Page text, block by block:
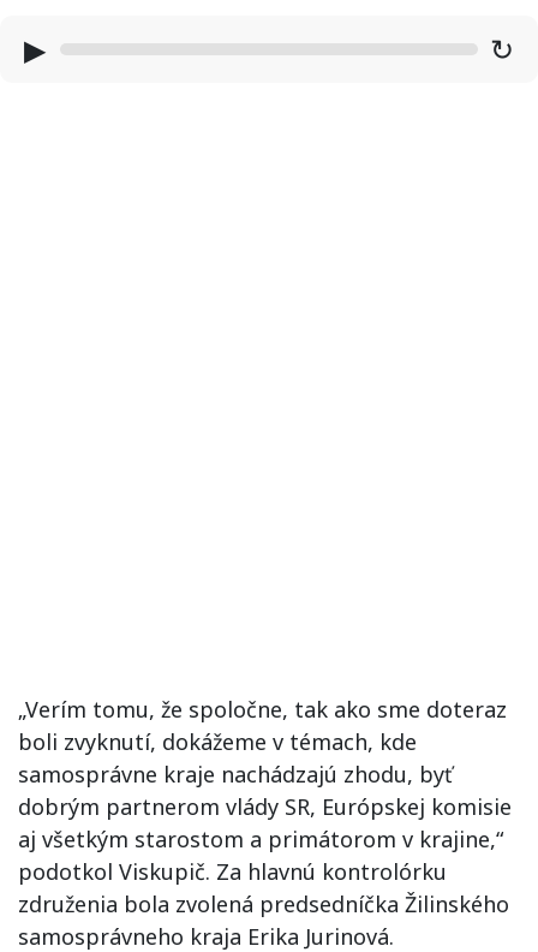
▶ ↻
„Verím tomu, že spoločne, tak ako sme doteraz
boli zvyknutí, dokážeme v témach, kde
samosprávne kraje nachádzajú zhodu, byť
dobrým partnerom vlády SR, Európskej komisie
aj všetkým starostom a primátorom v krajine,“
podotkol Viskupič. Za hlavnú kontrolórku
združenia bola zvolená predsedníčka Žilinského
samosprávneho kraja Erika Jurinová.